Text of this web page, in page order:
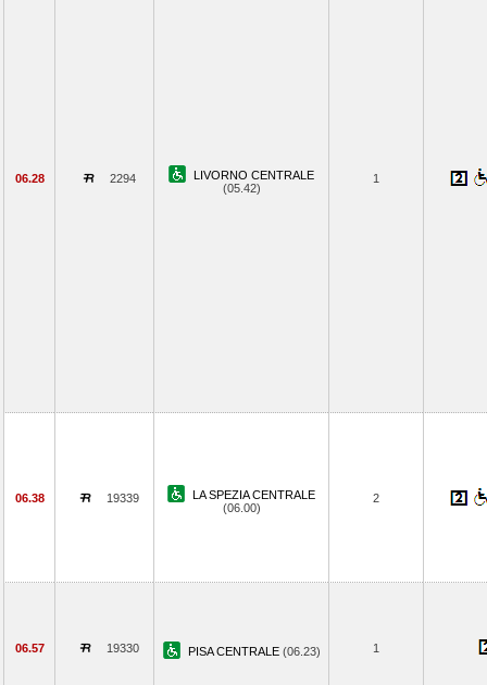
06.28 2294
LIVORNO CENTRALE
(05.42)
1
06.38 19339
LA SPEZIA CENTRALE
(06.00)
2
06.57 19330 PISA CENTRALE (06.23) 1